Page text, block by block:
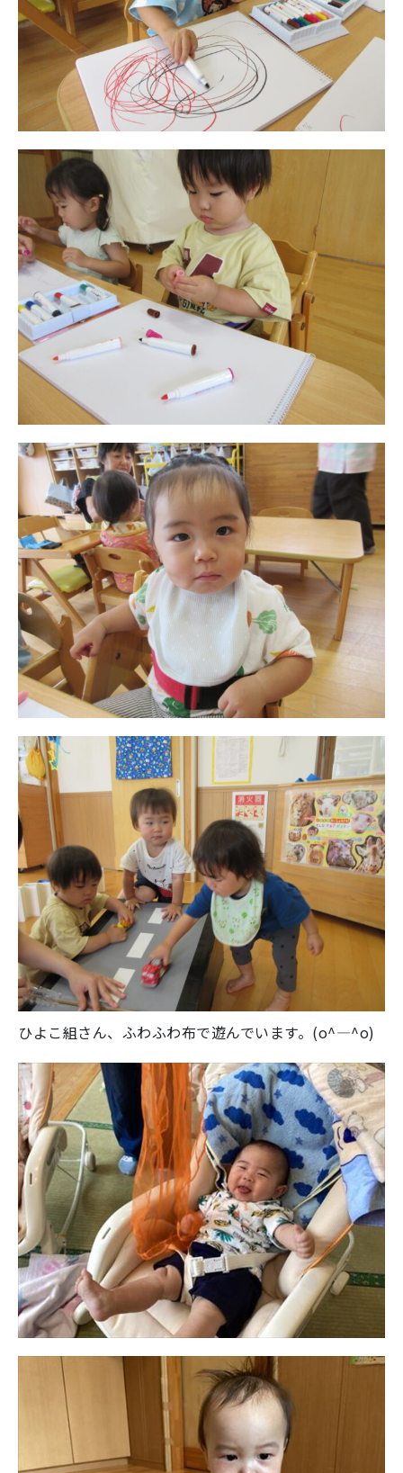
ひよこ組さん、ふわふわ布で遊んでいます。(o^―^o)